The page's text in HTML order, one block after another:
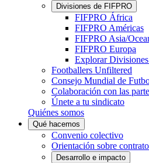
Divisiones de FIFPRO
FIFPRO África
FIFPRO Américas
FIFPRO Asia/
FIFPRO Europa
Explorar
Footballers Unfiltered
Consejo Mundial de
Colaboración con las
Únete a tu sindicato
Quiénes somos
Qué hacemos
Convenio colectivo
Orientación sobre
Desarrollo e impacto